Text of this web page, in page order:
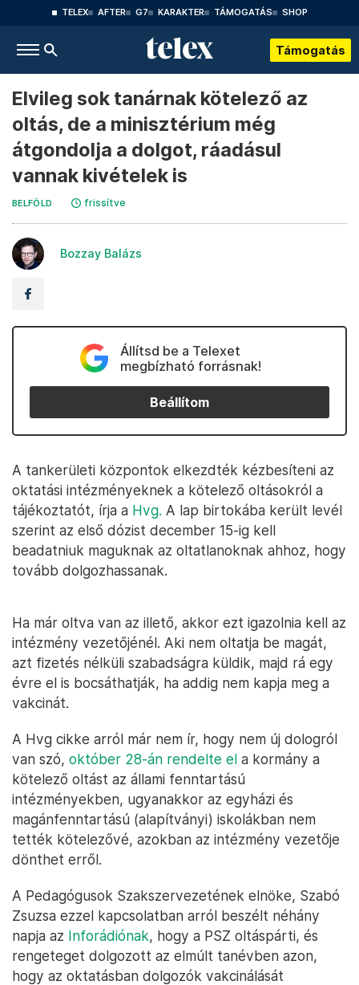
TELEX AFTER G7 KARAKTER TÁMOGATÁS SHOP
Támogatás
Elvileg sok tanárnak kötelező az
oltás, de a minisztérium még
átgondolja a dolgot, ráadásul
vannak kivételek is
BELFÖLD frissítve
Bozzay Balázs
Állítsd be a Telexet
megbízható forrásnak!
Beállítom
A tankerületi központok elkezdték kézbesíteni az
oktatási intézményeknek a kötelező oltásokról a
tájékoztatót, írja a Hvg. A lap birtokába került levél
szerint az első dózist december 15-ig kell
beadatniuk maguknak az oltatlanoknak ahhoz, hogy
tovább dolgozhassanak.
Ha már oltva van az illető, akkor ezt igazolnia kell az
intézmény vezetőjénél. Aki nem oltatja be magát,
azt fizetés nélküli szabadságra küldik, majd rá egy
évre el is bocsáthatják, ha addig nem kapja meg a
vakcinát.
A Hvg cikke arról már nem ír, hogy nem új dologról
van szó, október 28-án rendelte el a kormány a
kötelező oltást az állami fenntartású
intézményekben, ugyanakkor az egyházi és
magánfenntartású (alapítványi) iskolákban nem
tették kötelezővé, azokban az intézmény vezetője
dönthet erről.
A Pedagógusok Szakszervezetének elnöke, Szabó
Zsuzsa ezzel kapcsolatban arról beszélt néhány
napja az Inforádiónak, hogy a PSZ oltáspárti, és
rengeteget dolgozott az elmúlt tanévben azon,
hogy az oktatásban dolgozók vakcinálását